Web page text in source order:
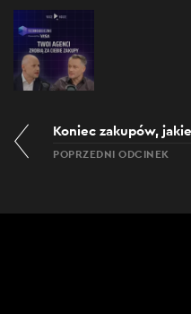
Koniec zakupów,
POPRZEDNI ODCINEK